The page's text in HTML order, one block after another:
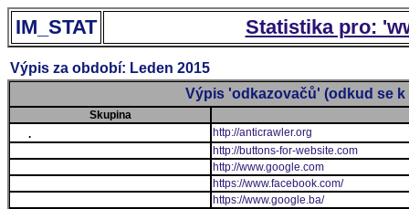
IM_STAT Statistika pro:
Výpis za období: Leden 2015
Výpis 'odkazovačů' (odkud se k
Skupina
.
http://anticrawler.org
http://buttons-for-website.com
http://www.google.com
https://www.facebook.com/
https://www.google.ba/